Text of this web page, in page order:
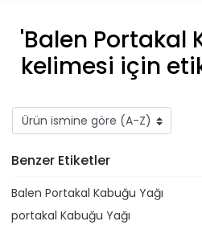
'Balen Portakal
kelimesi için
Benzer Etiketler
Balen Portakal Kabuğu Yağı
​portakal Kabuğu Yağı